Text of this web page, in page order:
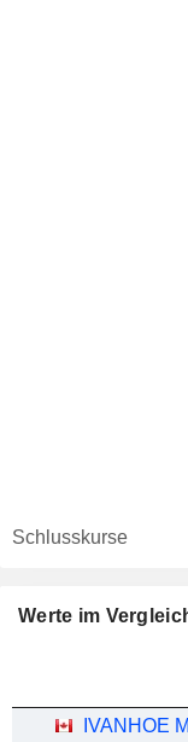
Schlusskurse
Werte im
IVANHOE